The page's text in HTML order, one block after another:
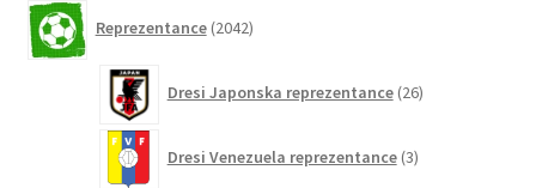
Reprezentance 2042izdelkov
Dresi Japonska reprezentance 26izdelkov
Dresi Venezuela reprezentance 3izdelki